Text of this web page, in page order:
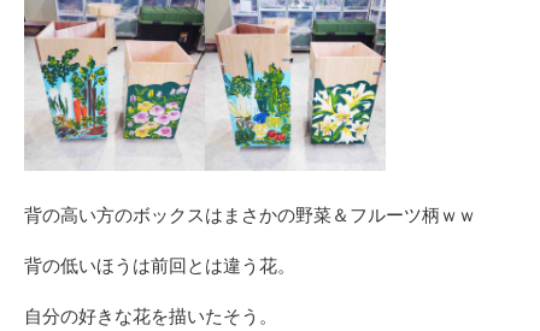
背の高い方のボックスはまさかの野菜＆フルーツ柄ｗｗ
背の低いほうは前回とは違う花。
自分の好きな花を描いたそう。